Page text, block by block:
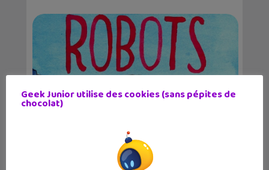
Coup de cœur BD : R.U.R. Le
soulèvement des robots...
Geek Junior utilise des cookies (sans pépites de
chocolat)